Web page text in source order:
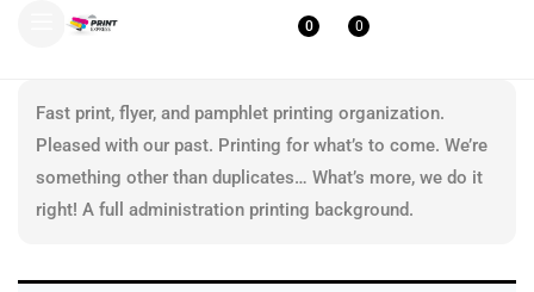
0 0
Fast print, flyer, and pamphlet printing organization.
Pleased with our past. Printing for what’s to come. We’re
something other than duplicates… What’s more, we do it
right! A full administration printing background.